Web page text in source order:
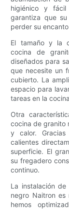
higiénico y
garantiza que
perder su
El tamaño y la
cocina de
diseñados para
que necesite un
cubierto. La
espacio para
tareas en la
Otra
cocina de granito
y calor.
calientes
superficie. El
su fregadero
continuo.
La instalación
negro Naitron es
hemos